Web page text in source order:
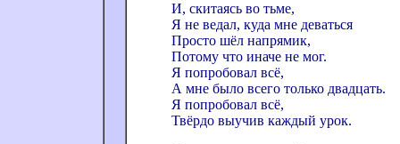
И, скитаясь во тьме,
Я не ведал, куда мне деваться
Просто шёл напрямик,
Потому что иначе не мог.
Я попробовал всё,
А мне было всего только двадцать.
Я попробовал всё,
Твёрдо выучив каждый урок.